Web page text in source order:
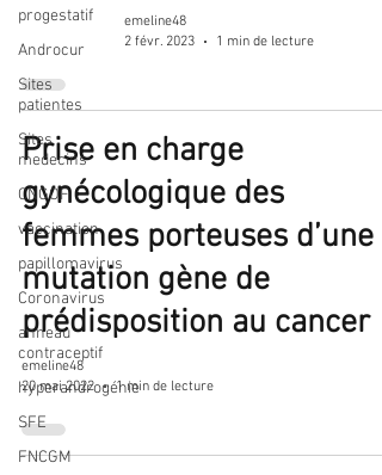
progestatif
Androcur
Sites
patientes
Sites
medecins
CNGOF
vaccination
papillomavirus
Coronavirus
anneau
contraceptif
hyperandrogénie
SFE
FNCGM
emeline48
2 févr. 2023
1 min de lecture
Prise en charge
gynécologique des
femmes porteuses d’une
mutation gène de
prédisposition au cancer
emeline48
20 mai 2022
1 min de lecture